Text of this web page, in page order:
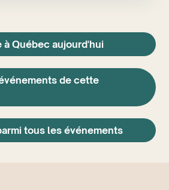
à Québec aujourd'hui
de cette
tous les événements